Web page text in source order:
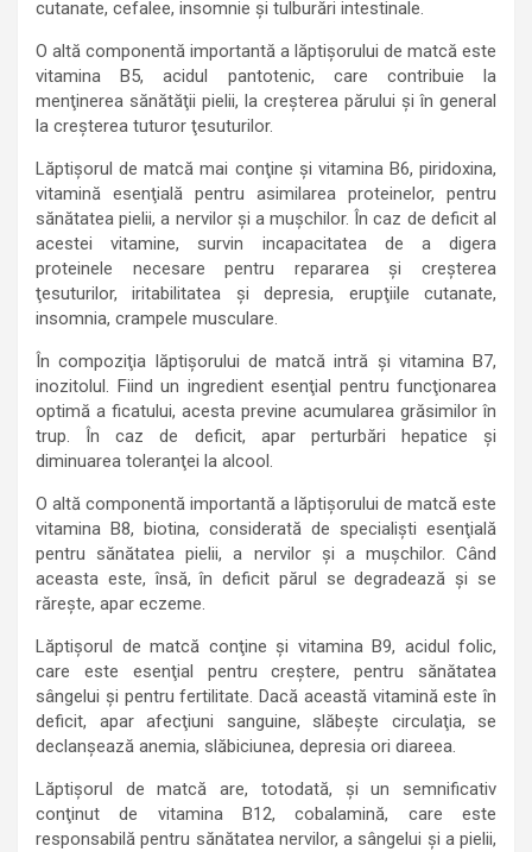
cutanate, cefalee, insomnie şi tulburări intestinale.
O altă componentă importantă a lăptişorului de matcă este
vitamina B5, acidul pantotenic, care contribuie la
menţinerea sănătăţii pielii, la creşterea părului şi în general
la creşterea tuturor ţesuturilor.
Lăptişorul de matcă mai conţine şi vitamina B6, piridoxina,
vitamină esenţială pentru asimilarea proteinelor, pentru
sănătatea pielii, a nervilor şi a muşchilor. În caz de deficit al
acestei vitamine, survin incapacitatea de a digera
proteinele necesare pentru repararea şi creşterea
ţesuturilor, iritabilitatea şi depresia, erupţiile cutanate,
insomnia, crampele musculare.
În compoziţia lăptişorului de matcă intră şi vitamina B7,
inozitolul. Fiind un ingredient esenţial pentru funcţionarea
optimă a ficatului, acesta previne acumularea grăsimilor în
trup. În caz de deficit, apar perturbări hepatice şi
diminuarea toleranţei la alcool.
O altă componentă importantă a lăptişorului de matcă este
vitamina B8, biotina, considerată de specialişti esenţială
pentru sănătatea pielii, a nervilor şi a muşchilor. Când
aceasta este, însă, în deficit părul se degradează şi se
răreşte, apar eczeme.
Lăptişorul de matcă conţine şi vitamina B9, acidul folic,
care este esenţial pentru creştere, pentru sănătatea
sângelui şi pentru fertilitate. Dacă această vitamină este în
deficit, apar afecţiuni sanguine, slăbeşte circulaţia, se
declanşează anemia, slăbiciunea, depresia ori diareea.
Lăptişorul de matcă are, totodată, şi un semnificativ
conţinut de vitamina B12, cobalamină, care este
responsabilă pentru sănătatea nervilor, a sângelui şi a pielii,